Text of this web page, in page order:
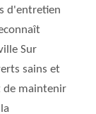
d'entretien
Sur
sains et
de maintenir